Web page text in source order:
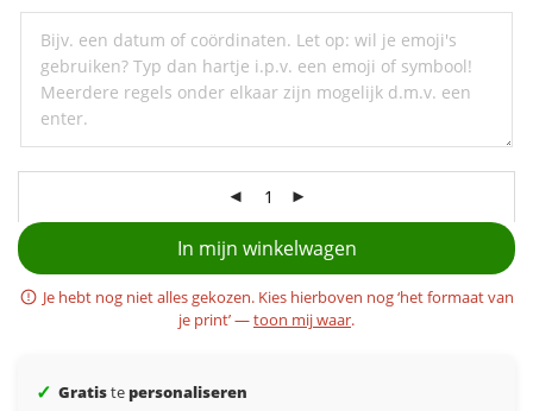
een
ondertitel
In mijn winkelwagen
Je hebt nog niet alles gekozen. Kies hierboven nog ‘het formaat van
je print’ —toon mij waar.
✓ Gratistepersonaliseren